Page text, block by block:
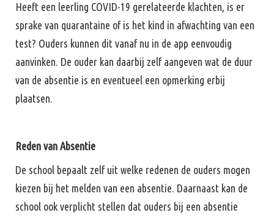
Heeft een leerling COVID-19 gerelateerde klachten, is er
sprake van quarantaine of is het kind in afwachting van een
test? Ouders kunnen dit vanaf nu in de app eenvoudig
aanvinken. De ouder kan daarbij zelf aangeven wat de duur
van de absentie is en eventueel een opmerking erbij
plaatsen.
Reden van Absentie
De school bepaalt zelf uit welke redenen de ouders mogen
kiezen bij het melden van een absentie. Daarnaast kan de
school ook verplicht stellen dat ouders bij een absentie